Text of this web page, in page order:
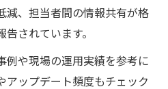
減、担当者間の情報共有が格
されています。
例や現場の運用実績を参考に
アップデート頻度もチェック